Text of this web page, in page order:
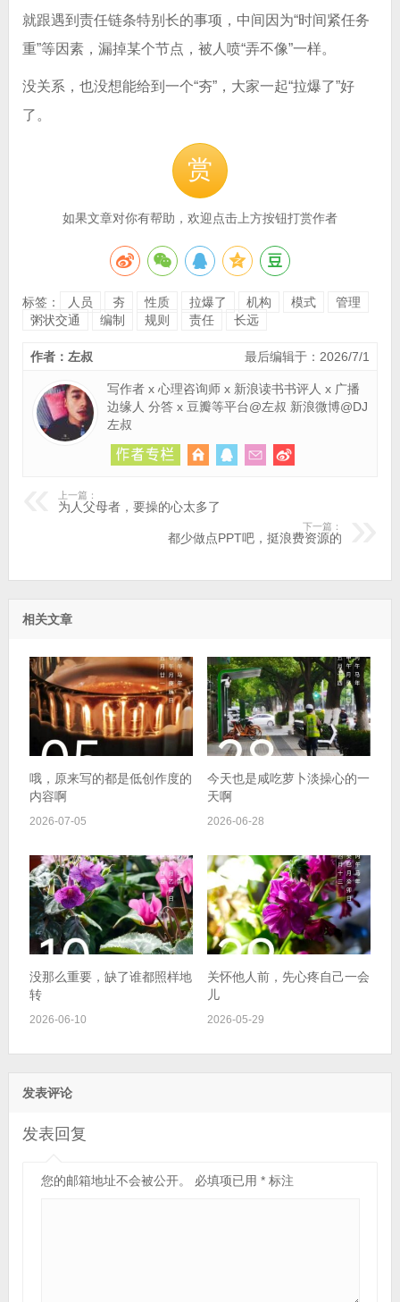
就跟遇到责任链条特别长的事项，中间因为“时间紧任务
重”等因素，漏掉某个节点，被人喷“弄不像”一样。
没关系，也没想能给到一个“夯”，大家一起“拉爆了”好
了。
赏
如果文章对你有帮助，欢迎点击上方按钮打赏作者
标签： 人员 夯 性质 拉爆了 机构 模式
管理
粥状交通
编制 规则 责任 长远
最后编辑于：2026/7/1
作者：左叔
写作者 x 心理咨询师 x 新浪读书书评人 x 广播
边缘人 分答 x 豆瓣等平台@左叔 新浪微博@DJ
左叔
上一篇：
为人父母者，要操的心太多了
下一篇：
都少做点PPT吧，挺浪费资源的
相关文章
哦，原来写的都是低创作度的
内容啊
2026-07-05
今天也是咸吃萝卜淡操心的一
天啊
2026-06-28
没那么重要，缺了谁都照样地
转
2026-06-10
关怀他人前，先心疼自己一会
儿
2026-05-29
发表评论
发表回复
您的邮箱地址不会被公开。 必填项已用 *标注